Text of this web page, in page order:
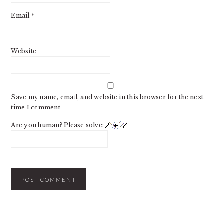
Email *
Website
Save my name, email, and website in this browser for the next
time I comment.
Are you human? Please solve: